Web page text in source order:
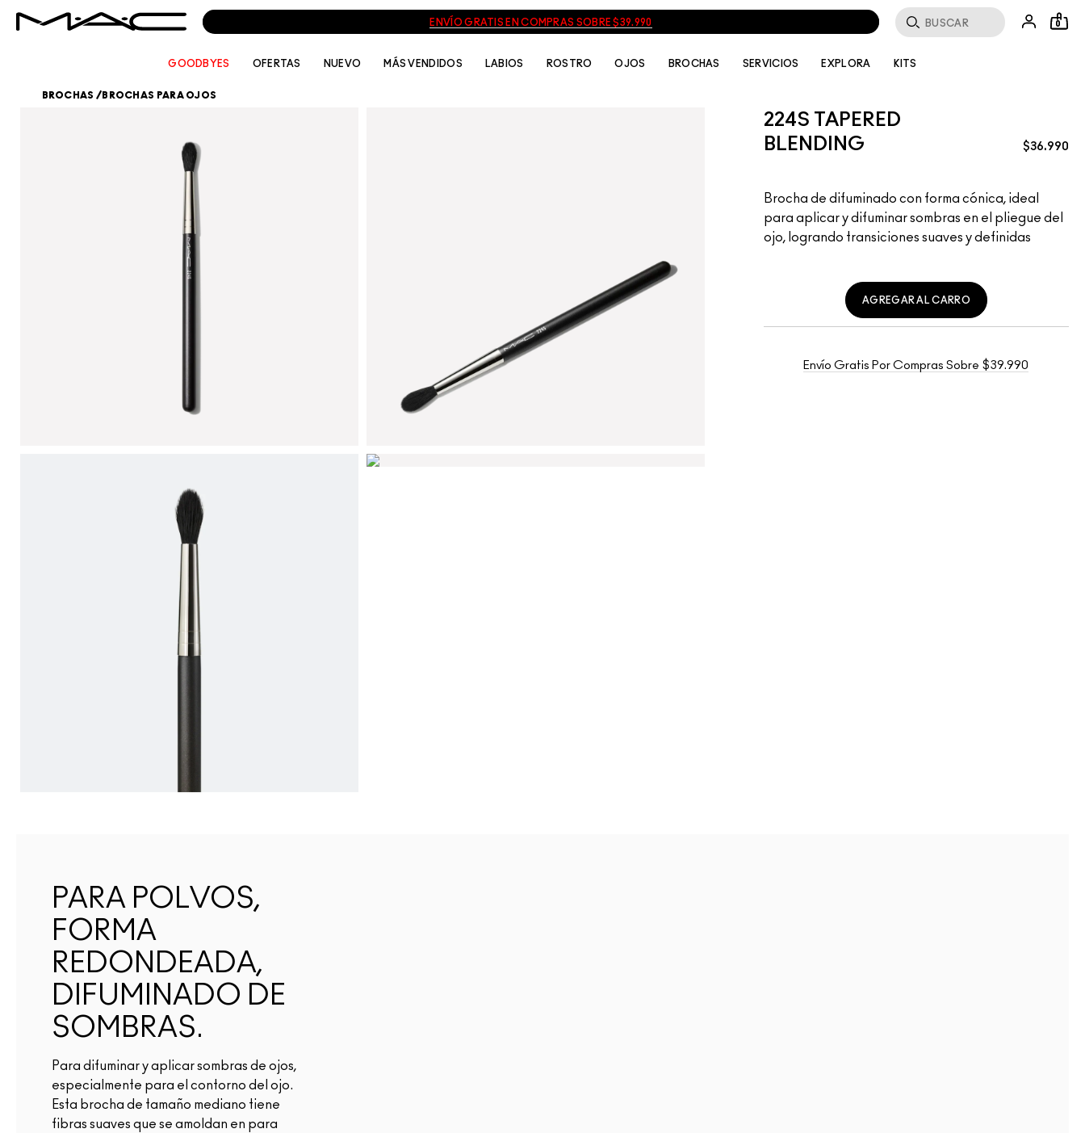
ENVÍO GRATIS EN COMPRAS SOBRE $39.990
Buscar
0
GOODBYES OFERTAS NUEVO MÁS VENDIDOS LABIOS ROSTRO OJOS BROCHAS SERVICIOS EXPLORA KITS
BROCHAS / BROCHAS PARA OJOS
224S TAPERED
BLENDING
$36.990
Brocha de difuminado con forma cónica, ideal
para aplicar y difuminar sombras en el pliegue del
ojo, logrando transiciones suaves y definidas
AGREGAR AL CARRO
Envío Gratis Por Compras Sobre $39.990
PARA POLVOS,
FORMA
REDONDEADA,
DIFUMINADO DE
SOMBRAS.
Para difuminar y aplicar sombras de ojos,
especialmente para el contorno del ojo.
Esta brocha de tamaño mediano tiene
fibras suaves que se amoldan en para